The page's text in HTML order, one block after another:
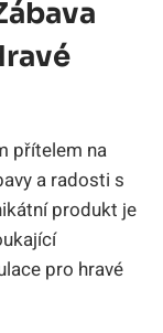
přítelem ⁤na
a radosti s
produkt je
pro hravé